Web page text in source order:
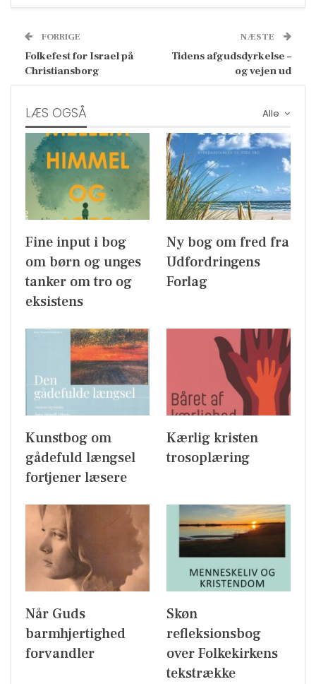
FORRIGE
Folkefest for Israel på
Christiansborg
NÆSTE
Tidens afgudsdyrkelse –
og vejen ud
Alle
LÆS OGSÅ
Fine input i bog
om børn og unges
tanker om tro og
eksistens
Ny bog om fred fra
Udfordringens
Forlag
Kunstbog om
gådefuld længsel
fortjener læsere
Kærlig kristen
trosoplæring
Når Guds
barmhjertighed
forvandler
Skøn
refleksionsbog
over Folkekirkens
tekstrække